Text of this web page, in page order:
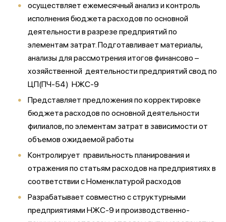
осуществляет ежемесячный анализ и контроль
исполнения бюджета расходов по основной
деятельности в разрезе предприятий по
элементам затрат. Подготавливает материалы,
анализы для рассмотрения итогов финансово –
хозяйственной деятельности предприятий свод по
ЦП(ПЧ-54) НЖС-9
Представляет предложения по корректировке
бюджета расходов по основной деятельности
филиалов, по элементам затрат в зависимости от
объемов ожидаемой работы
Контролирует правильность планирования и
отражения по статьям расходов на предприятиях в
соответствии с Номенклатурой расходов
Разрабатывает совместно с структурными
предприятиями НЖС-9 и производственно-